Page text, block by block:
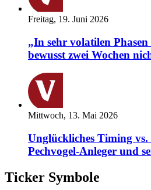
Freitag, 19. Juni 2026
„In sehr volatilen
bewusst zwei Wochen
Mittwoch, 13. Mai 2026
Unglückliches Timing
Pechvogel-Anleger und
Ticker Symbole